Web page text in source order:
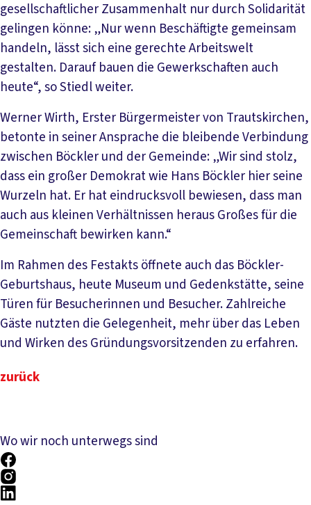
gesellschaftlicher Zusammenhalt nur durch Solidarität
gelingen könne: „Nur wenn Beschäftigte gemeinsam
handeln, lässt sich eine gerechte Arbeitswelt
gestalten. Darauf bauen die Gewerkschaften auch
heute“, so Stiedl weiter.
Werner Wirth, Erster Bürgermeister von Trautskirchen,
betonte in seiner Ansprache die bleibende Verbindung
zwischen Böckler und der Gemeinde: „Wir sind stolz,
dass ein großer Demokrat wie Hans Böckler hier seine
Wurzeln hat. Er hat eindrucksvoll bewiesen, dass man
auch aus kleinen Verhältnissen heraus Großes für die
Gemeinschaft bewirken kann.“
Im Rahmen des Festakts öffnete auch das Böckler-
Geburtshaus, heute Museum und Gedenkstätte, seine
Türen für Besucherinnen und Besucher. Zahlreiche
Gäste nutzten die Gelegenheit, mehr über das Leben
und Wirken des Gründungsvorsitzenden zu erfahren.
zurück
Wo wir noch unterwegs sind